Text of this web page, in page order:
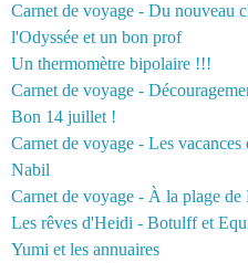
Carnet de voyage - Du nouveau
l'Odyssée et un bon prof
Un thermomètre bipolaire !!!
Carnet de voyage -
Bon 14 juillet !
Carnet de voyage - Les vacances
Nabil
Carnet de voyage - À la plage de
Les rêves d'Heidi - Botulff et
Yumi et les annuaires